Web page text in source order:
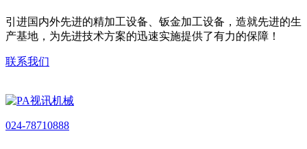
引进国内外先进的精加工设备、钣金加工设备，造就先进的生
产基地，为先进技术方案的迅速实施提供了有力的保障！
联系我们
024-78710888